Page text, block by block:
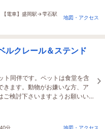
【電車】盛岡駅→雫石駅
地図・アクセス
ルクレール＆ステンド
ト同伴です。ペットは食堂を含
きます。動物がお嫌いな方、ア
ご検討下さいますようお願いい
宿泊はお断りしています。
分 地図・アクセス